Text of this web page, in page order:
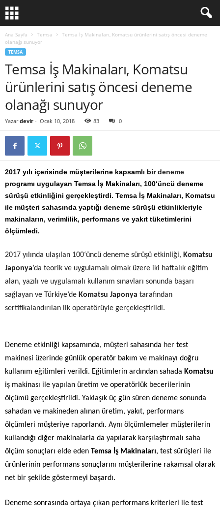
Ana Sayfa Temsa
Temsa İş Makinaları, Komatsu ürünlerini satış öncesi deneme
olanağı sunuyor
TEMSA
Temsa İş Makinaları, Komatsu
ürünlerini satış öncesi deneme
olanağı sunuyor
Yazar devir - Ocak 10, 2018 83 0
2017 yılı içerisinde müşterilerine kapsamlı birdeneme
programı uygulayan Temsa İş Makinaları, 100‘üncü deneme
sürüşü etkinliğini gerçekleştirdi. Temsa İş Makinaları, Komatsu
ile müşteri sahasında yaptığı deneme sürüşü etkinlikleriyle
makinaların, verimlilik, performans ve yakıt tüketimlerini
ölçümledi.
2017 yılında ulaşılan 100‘üncü deneme sürüşü etkinliği, Komatsu
Japonya’da teorik ve uygulamalı olmak üzere iki haftalık eğitim
alan, yazılı ve uygulamalı kullanım sınavları sonunda başarı
sağlayan ve Türkiye’de Komatsu Japonya tarafından
sertifikalandırılan ilk operatörüyle gerçekleştirildi.
Deneme etkinliği kapsamında, müşteri sahasında her test
makinesi üzerinde günlük operatör bakım ve makinayı doğru
kullanım eğitimleri verildi. Eğitimlerin ardından sahada Komatsu
iş makinası ile yapılan üretim ve operatörlük becerilerinin
ölçümü gerçekleştirildi. Yaklaşık üç gün süren deneme sonunda
sahadan ve makineden alınan üretim, yakıt, performans
ölçümleri müşteriye raporlandı. Aynı ölçümlemeler müşterilerin
kullandığı diğer makinalarla da yapılarak karşılaştırmalı saha
ölçüm sonuçları elde eden Temsa İş Makinaları, test sürüşleri ile
ürünlerinin performans sonuçlarını müşterilerine rakamsal olarak
net bir şekilde göstermeyi başardı.
Deneme sonrasında ortaya çıkan performans kriterleri ile test